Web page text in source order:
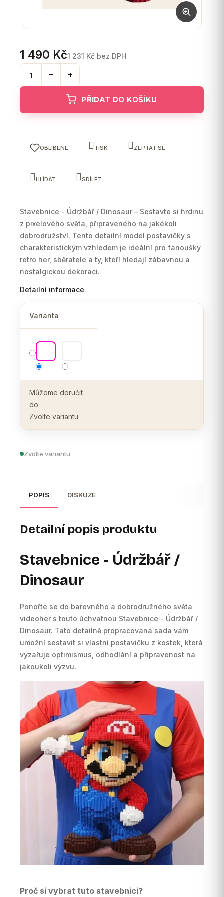
1 490 Kč1 231 Kč bez DPH
Zvolte variantu
Varianta
Můžeme doručit
do:
Zvolte variantu
PŘIDAT DO KOŠÍKU
Stavebnice - Údržbář / Dinosaur – Sestavte si hrdinu
z pixelového světa, připraveného na jakékoli
dobrodružství. Tento detailní model postavičky s
charakteristickým vzhledem je ideální pro fanoušky
retro her, sběratele a ty, kteří hledají zábavnou a
nostalgickou dekoraci.
Detailní informace
OBLÍBENÉ TISK ZEPTAT SE
HLÍDAT SDÍLET
POPIS DISKUZE
Detailní popis produktu
Stavebnice - Údržbář /
Dinosaur
Ponořte se do barevného a dobrodružného světa
videoher s touto úchvatnou Stavebnice - Údržbář /
Dinosaur. Tato detailně propracovaná sada vám
umožní sestavit si vlastní postavičku z kostek, která
vyzařuje optimismus, odhodlání a připravenost na
jakoukoli výzvu.
Proč si vybrat tuto stavebnici?